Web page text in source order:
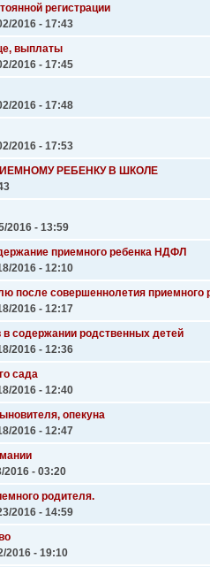
регистрации
2016 - 17:43
выплаты
2016 - 17:45
2016 - 17:48
2016 - 17:53
РЕБЕНКУ В ШКОЛЕ
2016 - 13:59
приемного ребенка НДФЛ
2016 - 12:10
после совершеннолетия приемного
2016 - 12:17
в содержании родственных детей
2016 - 12:36
сада
2016 - 12:40
опекуна
2016 - 12:47
2016 - 03:20
родителя.
2016 - 14:59
2016 - 19:10